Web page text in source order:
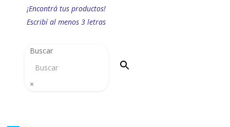
¡Encontrá tus productos!
Escribí al menos 3 letras
Buscar
×